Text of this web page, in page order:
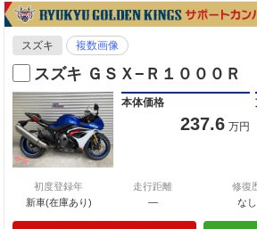
スズキ 複数画像
スズキ ＧＳＸ−Ｒ１０００Ｒ
本体価格
237.6 万円
初度登録年
新車(在庫あり)
走行距離
―
修復
なし